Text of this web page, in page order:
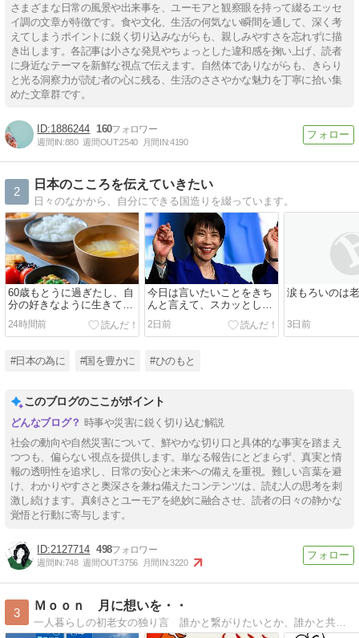
さまざまな日常の風景や出来事を、ユーモアと観察眼を持って綴るエッセ
イ調の文章が特徴です。食や文化、生活の何気ない瞬間を通して、深く考
えてしまうポイントに鋭く切り込みながらも、親しみやすさを忘れずに描
き出します。各記事は小さな発見やちょっとした違和感を掬い上げ、読者
に身近なテーマを新鮮な視点で伝えます。自然体でありながらも、きらり
と光る洞察力が読む者の心に残る、生活のささやかな魅力を丁寧に拾い集
めた文章群です。
1886244 160
週間IN:880 週間OUT:2540 月間IN:4190
2
日本のこころを伝えていきたい
日々のなかから、自分にできる国造りを綴っています。
60歳もとうに過ぎたし、自
分の好きなように生きて残
りの人生を楽しみたい
24時間前
今日は言いたいことをきち
んと言えて、スカッとしま
した
2日前
涙もろいのは
3日前
#日本の為に #国を豊かに #ひのもと
このブログのここがポイント
時事や災害に鋭く切り込む解説
社会の動向や自然災害について、鮮やかな切り口と具体的な事実を踏まえ
つつも、偏らない視点を提供します。単なる報告にとどまらず、真実と情
報の透明性を追求し、日常の安心と未来への備えを重視。難しい言葉を避
け、わかりやすさと奥深さを兼ね備えたコンテンツは、読む人の思考を刺
激し続けます。真剣さとユーモアを絶妙に融合させ、読者の日々の静かな
覚悟と行動に寄与します。
2127714 498
週間IN:748 週間OUT:3756 月間IN:3220
3
Ｍｏｏｎ 月に想いを・・